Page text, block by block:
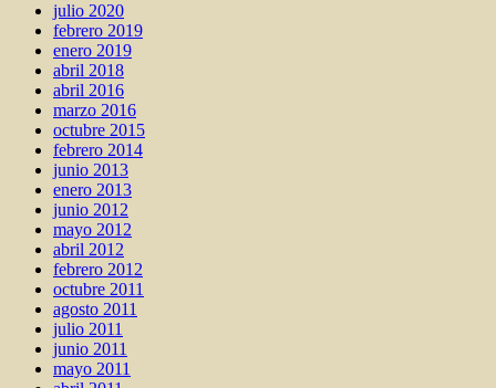
julio 2020
febrero 2019
enero 2019
abril 2018
abril 2016
marzo 2016
octubre 2015
febrero 2014
junio 2013
enero 2013
junio 2012
mayo 2012
abril 2012
febrero 2012
octubre 2011
agosto 2011
julio 2011
junio 2011
mayo 2011